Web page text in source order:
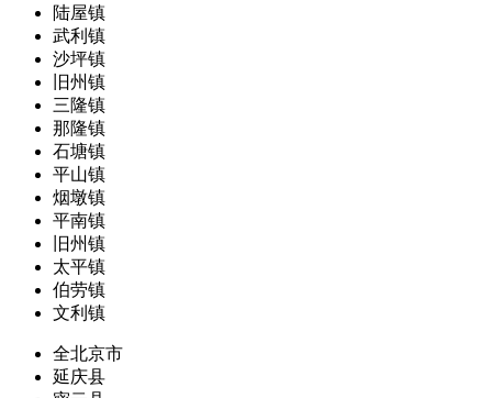
陆屋镇
武利镇
沙坪镇
旧州镇
三隆镇
那隆镇
石塘镇
平山镇
烟墩镇
平南镇
旧州镇
太平镇
伯劳镇
文利镇
全北京市
延庆县